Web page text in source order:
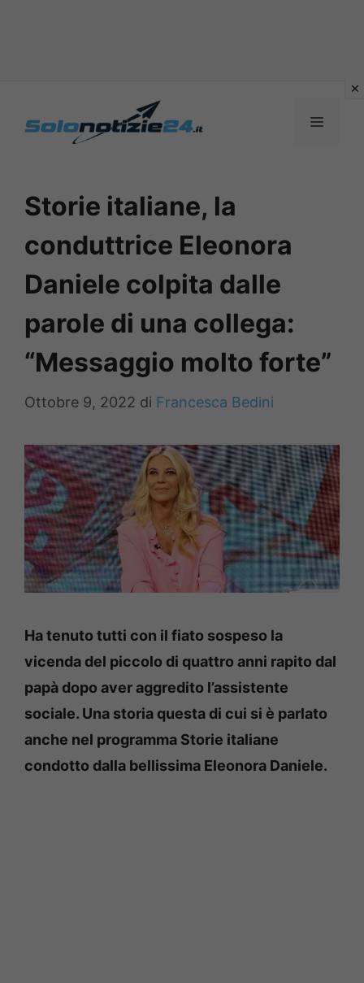
MENU
Storie italiane, la
conduttrice Eleonora
Daniele colpita dalle
parole di una collega:
“Messaggio molto forte”
Ottobre 9, 2022 di Francesca Bedini
Ha tenuto tutti con il fiato sospeso la
vicenda del piccolo di quattro anni rapito dal
papà dopo aver aggredito l’assistente
sociale. Una storia questa di cui si è parlato
anche nel programma Storie italiane
condotto dalla bellissima Eleonora Daniele.